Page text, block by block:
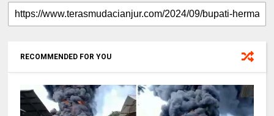
RECOMMENDED FOR YOU